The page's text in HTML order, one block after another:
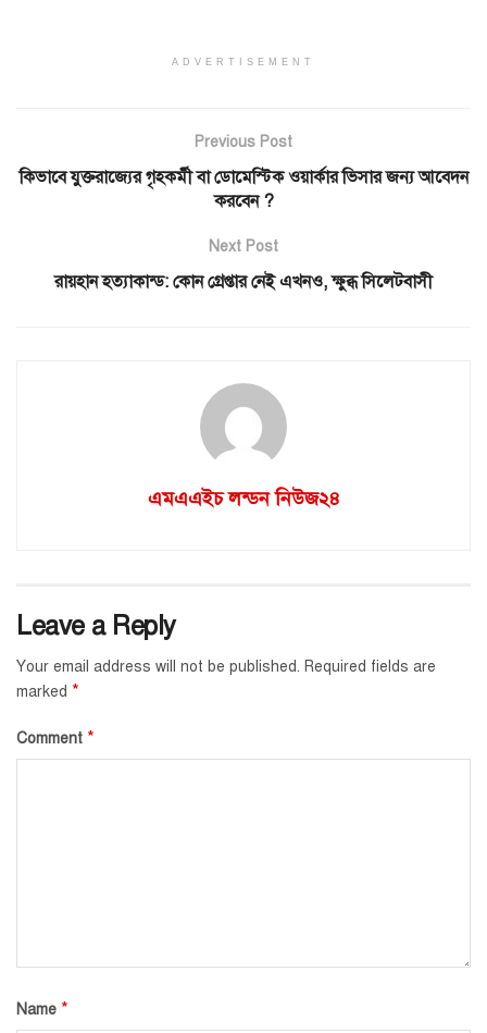
ADVERTISEMENT
Previous Post
কিভাবে যুক্তরাজ্যের গৃহকর্মী বা ডোমেস্টিক ওয়ার্কার ভিসার জন্য আবেদন
করবেন ?
Next Post
রায়হান হত্যাকান্ড: কোন গ্রেপ্তার নেই এখনও, ক্ষুব্ধ সিলেটবাসী
এমএএইচ লন্ডন নিউজ২৪
Leave a Reply
Your email address will not be published. Required fields are
marked *
Comment *
Name *